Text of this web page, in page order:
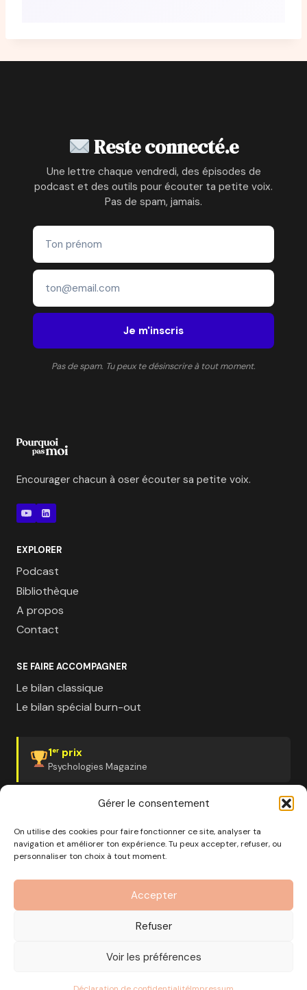
Gérer le consentement
On utilise des cookies pour faire fonctionner ce site, analyser ta
navigation et améliorer ton expérience. Tu peux accepter, refuser, ou
personnaliser ton choix à tout moment.
Accepter
Refuser
Voir les préférences
Reste connecté.e
Une lettre chaque vendredi, des épisodes de
podcast et des outils pour écouter ta petite voix.
Pas de spam, jamais.
Je m'inscris
Pas de spam. Tu peux te désinscrire à tout moment.
Encourager chacun à oser écouter sa petite voix.
EXPLORER
Podcast
Bibliothèque
A propos
Contact
SE FAIRE ACCOMPAGNER
Le bilan classique
Le bilan spécial burn-out
1er prix
Psychologies Magazine
© 2026 Pourquoi pas moi · Société à mission · EURL au
890 976 699 00037
OF n°93 13 18812 13 — Enregistré auprès du préfet de la
région Provence-Alpes-Côte d'Azur
Gérer les cookies